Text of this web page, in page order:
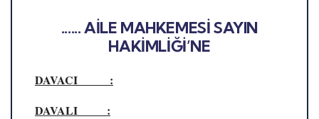
...... AİLE MAHKEMESİ SAYIN
HAKİMLİĞİ’NE
DAVACI :
DAVALI :